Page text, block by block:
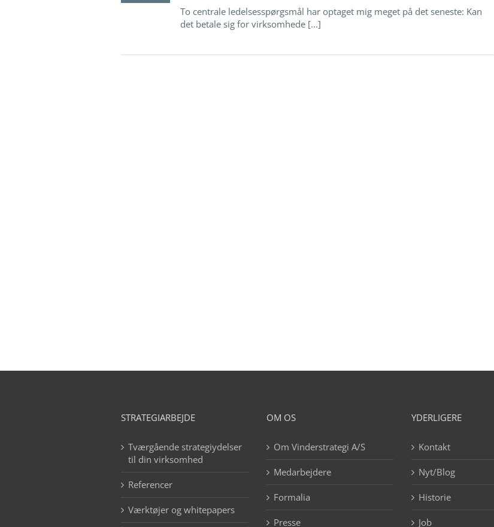
To centrale ledelsesspørgsmål har optaget mig meget på det seneste: Kan
det betale sig for virksomhede [...]
STRATEGIARBEJDE
Tværgående strategiydelser
til din virksomhed
Referencer
Værktøjer og whitepapers
OM OS
Om Vinderstrategi A/S
Medarbejdere
Formalia
Presse
YDERLIGERE
Kontakt
Nyt/Blog
Historie
Job